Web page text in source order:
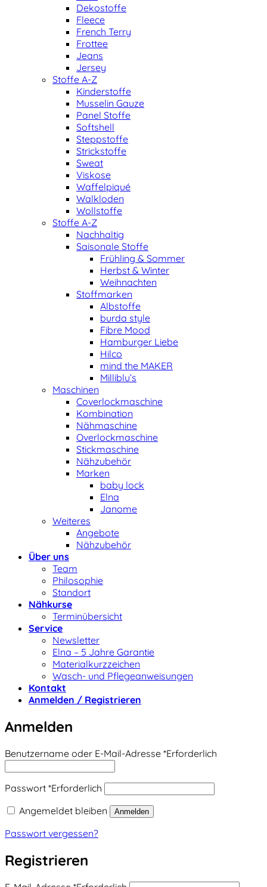
Dekostoffe
Fleece
French Terry
Frottee
Jeans
Jersey
Stoffe A-Z
Kinderstoffe
Musselin Gauze
Panel Stoffe
Softshell
Steppstoffe
Strickstoffe
Sweat
Viskose
Waffelpiqué
Walkloden
Wollstoffe
Stoffe A-Z
Nachhaltig
Saisonale Stoffe
Frühling & Sommer
Herbst & Winter
Weihnachten
Stoffmarken
Albstoffe
burda style
Fibre Mood
Hamburger Liebe
Hilco
mind the MAKER
Milliblu’s
Maschinen
Coverlockmaschine
Kombination
Nähmaschine
Overlockmaschine
Stickmaschine
Nähzubehör
Marken
baby lock
Elna
Janome
Weiteres
Angebote
Nähzubehör
Über uns
Team
Philosophie
Standort
Nähkurse
Terminübersicht
Service
Newsletter
Elna – 5 Jahre Garantie
Materialkurzzeichen
Wasch- und Pflegeanweisungen
Kontakt
Anmelden / Registrieren
Anmelden
Benutzername oder E-Mail-Adresse *Erforderlich
Passwort *Erforderlich
Angemeldet bleiben
Anmelden
Passwort vergessen?
Registrieren